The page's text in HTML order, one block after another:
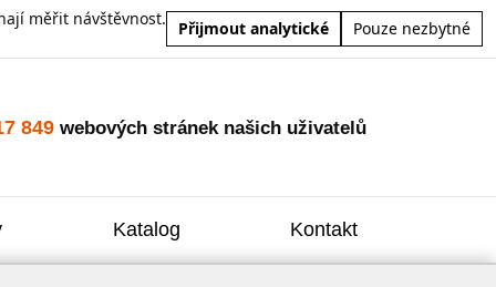
měřit návštěvnost.
Přijmout analytické Pouze nezbytné
849 webových stránek našich uživatelů
Katalog Kontakt